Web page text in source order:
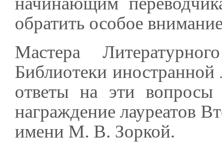
обратить особое
Мастера
Библиотеки иностранной
ответы на эти вопросы
награждение лауреатов
имени М. В. Зоркой.